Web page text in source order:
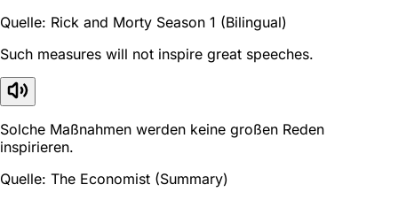
Quelle: Rick and Morty Season 1 (Bilingual)
Such measures will not inspire great speeches.
Solche Maßnahmen werden keine großen Reden
inspirieren.
Quelle: The Economist (Summary)